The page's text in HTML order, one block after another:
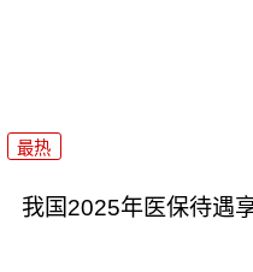
最热
我国2025年医保待遇